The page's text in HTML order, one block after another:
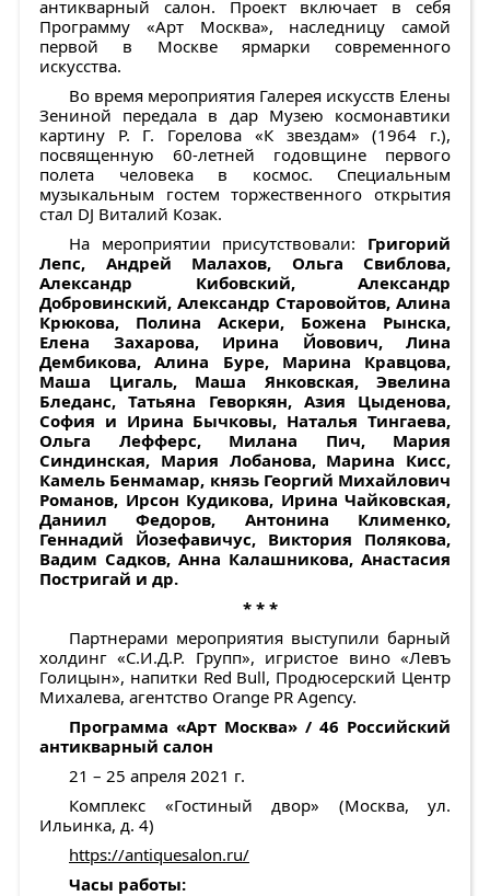
антикварный салон. Проект включает в себя
Программу «Арт Москва», наследницу самой
первой в Москве ярмарки современного
искусства.
Во время мероприятия Галерея искусств Елены
Зениной передала в дар Музею космонавтики
картину Р. Г. Горелова «К звездам» (1964 г.),
посвященную 60-летней годовщине первого
полета человека в космос. Специальным
музыкальным гостем торжественного открытия
стал DJ Виталий Козак.
На мероприятии присутствовали: Григорий
Лепс, Андрей Малахов, Ольга Свиблова,
Александр Кибовский, Александр
Добровинский, Александр Старовойтов, Алина
Крюкова, Полина Аскери, Божена Рынска,
Елена Захарова, Ирина Йовович, Лина
Дембикова, Алина Буре, Марина Кравцова,
Маша Цигаль, Маша Янковская, Эвелина
Бледанс, Татьяна Геворкян, Азия Цыденова,
София и Ирина Бычковы, Наталья Тингаева,
Ольга Лефферс, Милана Пич, Мария
Синдинская, Мария Лобанова, Марина Кисс,
Камель Бенмамар, князь Георгий Михайлович
Романов, Ирсон Кудикова, Ирина Чайковская,
Даниил Федоров, Антонина Клименко,
Геннадий Йозефавичус, Виктория Полякова,
Вадим Садков, Анна Калашникова, Анастасия
Постригай и др.
* * *
Партнерами мероприятия выступили барный
холдинг «С.И.Д.Р. Групп», игристое вино «Левъ
Голицын», напитки Red Bull, Продюсерский Центр
Михалева, агентство Orange PR Agency.
Программа «Арт Москва» / 46 Российский
антикварный салон
21 – 25 апреля 2021 г.
Комплекс «Гостиный двор» (Москва, ул.
Ильинка, д. 4)
https://antiquesalon.ru/
Часы работы: